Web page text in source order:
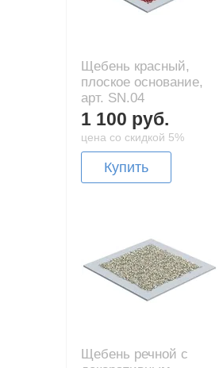
Щебень красный,
плоское основание,
арт. SN.04
1 100 руб.
цена со скидкой 5%
Купить
Щебень речной с